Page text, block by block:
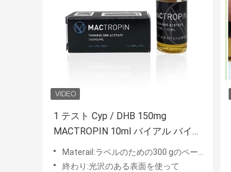
1 テスト Cyp / DHB 150mg
MACTROPIN 10ml バイアル バイア
ル ラベル
Materail:ラベルのための300 gのペーパー/レーザー ペット
終わり:光沢のある表面を使って